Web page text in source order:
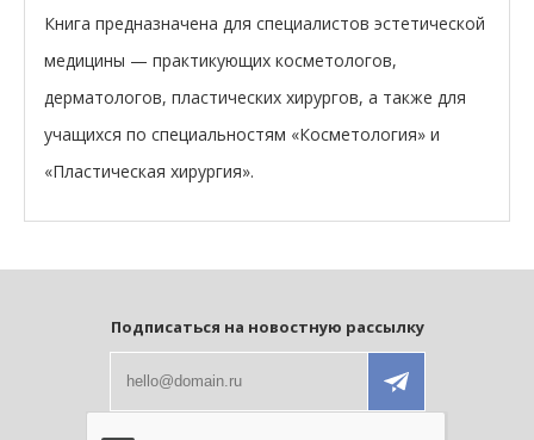
Книга предназначена для специалистов эстетической
медицины — практикующих косметологов,
дерматологов, пластических хирургов, а также для
учащихся по специальностям «Косметология» и
«Пластическая хирургия».
Подписаться на новостную рассылку